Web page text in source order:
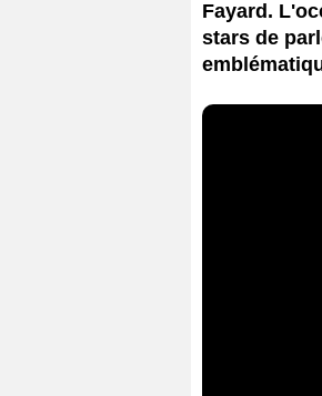
Fayard.
stars de